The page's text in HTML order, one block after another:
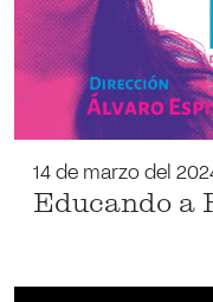
14 de marzo del
Educando a